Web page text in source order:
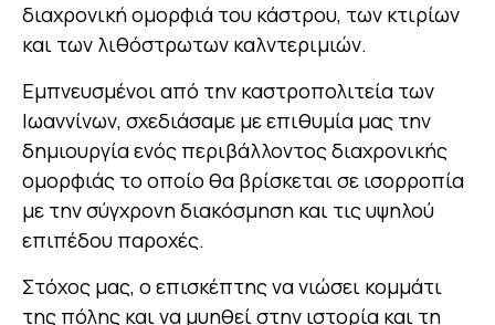
διαχρονική ομορφιά του κάστρου, των κτιρίων
και των λιθόστρωτων καλντεριμιών.
Εμπνευσμένοι από την καστροπολιτεία των
Ιωαννίνων, σχεδιάσαμε με επιθυμία μας την
δημιουργία ενός περιβάλλοντος διαχρονικής
ομορφιάς το οποίο θα βρίσκεται σε ισορροπία
με την σύγχρονη διακόσμηση και τις υψηλού
επιπέδου παροχές.
Στόχος μας, ο επισκέπτης να νιώσει κομμάτι
της πόλης και να μυηθεί στην ιστορία και τη